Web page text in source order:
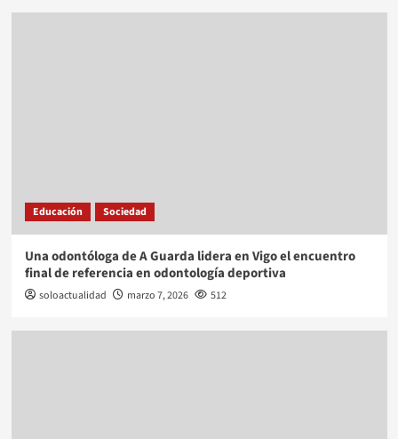
Educación Sociedad
Una odontóloga de A Guarda lidera en Vigo el encuentro
final de referencia en odontología deportiva
soloactualidad marzo 7, 2026 512